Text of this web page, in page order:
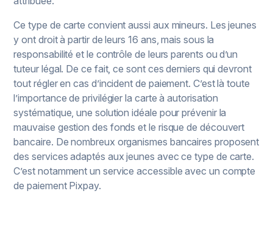
Ce type de carte convient aussi aux mineurs. Les jeunes
y ont droit à partir de leurs 16 ans, mais sous la
responsabilité et le contrôle de leurs parents ou d’un
tuteur légal. De ce fait, ce sont ces derniers qui devront
tout régler en cas d’incident de paiement. C’est là toute
l’importance de privilégier la carte à autorisation
systématique, une solution idéale pour prévenir la
mauvaise gestion des fonds et le risque de découvert
bancaire. De nombreux organismes bancaires proposent
des services adaptés aux jeunes avec ce type de carte.
C’est notamment un service accessible avec un compte
de paiement Pixpay.